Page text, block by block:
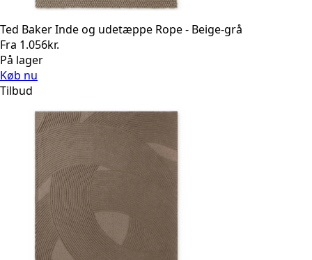
Ted Baker Inde og udetæppe Rope - Beige-grå
Fra 1.056kr.
På lager
Køb nu
Tilbud